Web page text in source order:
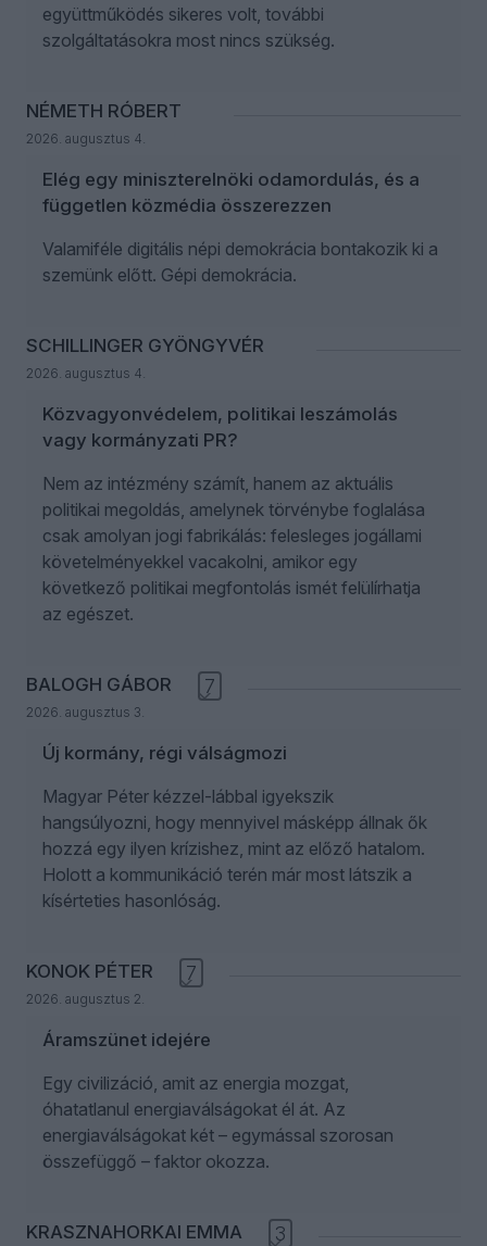
együttműködés sikeres volt, további
szolgáltatásokra most nincs szükség.
NÉMETH RÓBERT
2026. augusztus 4.
Elég egy miniszterelnöki odamordulás, és a
független közmédia összerezzen
Valamiféle digitális népi demokrácia bontakozik ki a
szemünk előtt. Gépi demokrácia.
SCHILLINGER GYÖNGYVÉR
2026. augusztus 4.
Közvagyonvédelem, politikai leszámolás
vagy kormányzati PR?
Nem az intézmény számít, hanem az aktuális
politikai megoldás, amelynek törvénybe foglalása
csak amolyan jogi fabrikálás: felesleges jogállami
követelményekkel vacakolni, amikor egy
következő politikai megfontolás ismét felülírhatja
az egészet.
BALOGH GÁBOR
2026. augusztus 3.
7
Új kormány, régi válságmozi
Magyar Péter kézzel-lábbal igyekszik
hangsúlyozni, hogy mennyivel másképp állnak ők
hozzá egy ilyen krízishez, mint az előző hatalom.
Holott a kommunikáció terén már most látszik a
kísérteties hasonlóság.
KONOK PÉTER
2026. augusztus 2.
7
Áramszünet idejére
Egy civilizáció, amit az energia mozgat,
óhatatlanul energiaválságokat él át. Az
energiaválságokat két – egymással szorosan
összefüggő – faktor okozza.
KRASZNAHORKAI EMMA 3